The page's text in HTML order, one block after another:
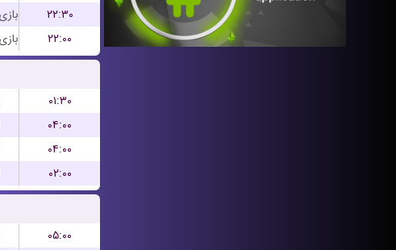
۲۲:۳۰
۲۲:۰۰
۰۱:۳۰
۰۴:۰۰
۰۴:۰۰
۰۲:۰۰
۰۵:۰۰